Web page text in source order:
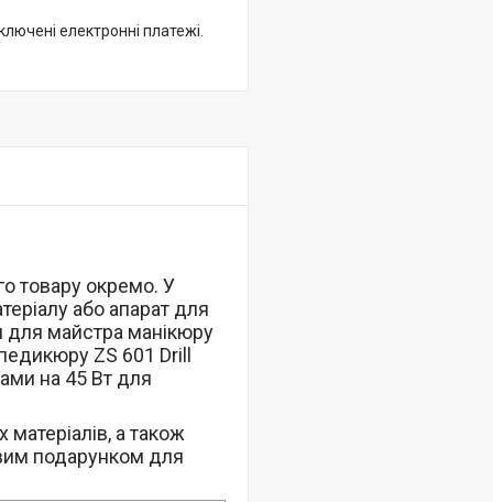
електронні платежі.
товару окремо. У
або апарат для
для майстра манікюру
ZS 601 Drill
на 45 Вт для
а також
подарунком для